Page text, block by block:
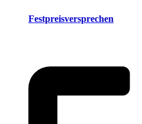
Festpreisversprechen